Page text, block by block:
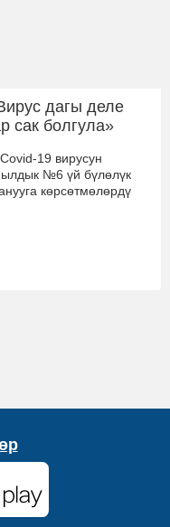
дагы деле
сак болгула»
19 вирусун
№6 үй бүлөлүк
көрсөтмөлөрдү